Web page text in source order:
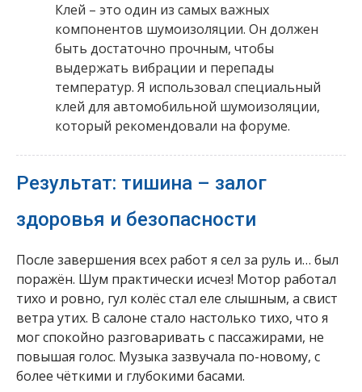
Клей – это один из самых важных
компонентов шумоизоляции. Он должен
быть достаточно прочным, чтобы
выдержать вибрации и перепады
температур. Я использовал специальный
клей для автомобильной шумоизоляции,
который рекомендовали на форуме.
Результат: тишина – залог
здоровья и безопасности
После завершения всех работ я сел за руль и… был
поражён. Шум практически исчез! Мотор работал
тихо и ровно, гул колёс стал еле слышным, а свист
ветра утих. В салоне стало настолько тихо, что я
мог спокойно разговаривать с пассажирами, не
повышая голос. Музыка зазвучала по-новому, с
более чёткими и глубокими басами.